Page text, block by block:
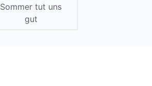
Sommer tut uns
gut